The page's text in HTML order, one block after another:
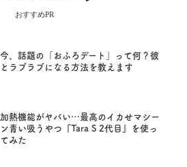
おすすめPR
今、話題の「おふろデート」って何？彼
とラブラブになる方法を教えます
加熱機能がヤバい…最高のイカせマシー
ン青い吸うやつ『Tara S 2代目』を使っ
てみた